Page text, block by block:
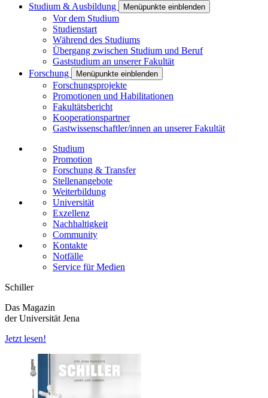
Studium & Ausbildung
Menüpunkte einblenden
Vor dem Studium
Studienstart
Während des Studiums
Übergang zwischen Studium und Beruf
Gaststudium an unserer Fakultät
Forschung
Menüpunkte einblenden
Forschungsprojekte
Promotionen und Habilitationen
Fakultätsbericht
Kooperationspartner
Gastwissenschaftler/innen an unserer Fakultät
Studium
Promotion
Forschung & Transfer
Stellenangebote
Weiterbildung
Universität
Exzellenz
Nachhaltigkeit
Community
Kontakte
Notfälle
Service für Medien
Schiller
Das Magazin
der Universität Jena
Jetzt lesen!